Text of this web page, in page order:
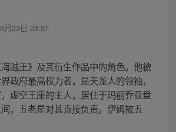
月23日 23:57
贼王》及其衍生作品中的角色。他被
政府最高权力者，是天龙人的领袖，
虚空王座的主人，居住于玛丽乔亚盘
，五老星对其直接负责。伊姆被五